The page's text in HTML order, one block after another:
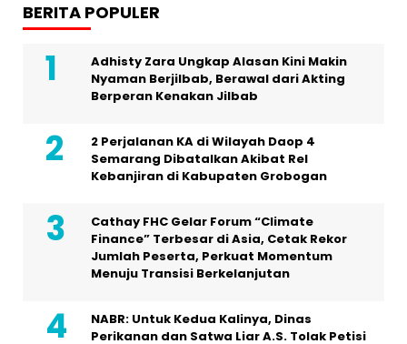
BERITA POPULER
Adhisty Zara Ungkap Alasan Kini Makin
Nyaman Berjilbab, Berawal dari Akting
Berperan Kenakan Jilbab
2 Perjalanan KA di Wilayah Daop 4
Semarang Dibatalkan Akibat Rel
Kebanjiran di Kabupaten Grobogan
Cathay FHC Gelar Forum “Climate
Finance” Terbesar di Asia, Cetak Rekor
Jumlah Peserta, Perkuat Momentum
Menuju Transisi Berkelanjutan
NABR: Untuk Kedua Kalinya, Dinas
Perikanan dan Satwa Liar A.S. Tolak Petisi